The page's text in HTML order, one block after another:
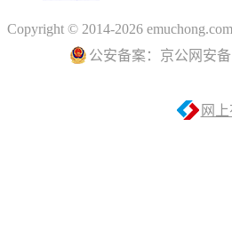
Copyright © 2014-2026
公安备案：京公网安备
网